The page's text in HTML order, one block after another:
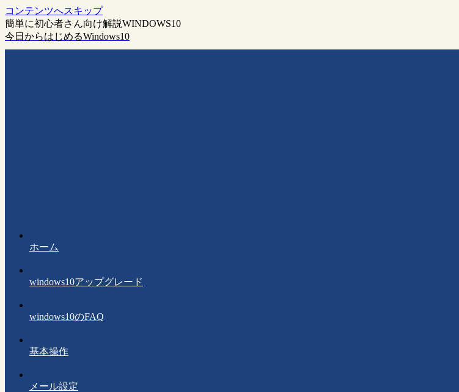
コンテンツへスキップ
簡単に初心者さん向け解説WINDOWS10
今日からはじめるWindows10
ホーム
windows10アップグレード
windows10のFAQ
基本操作
メール設定